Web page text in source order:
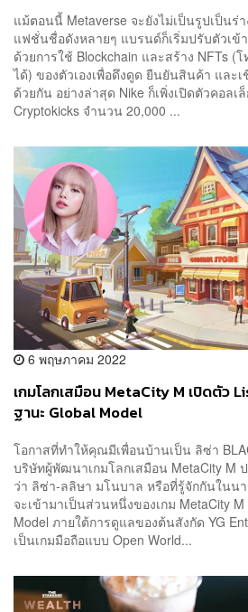
แม้ตอนนี้ Metaverse จะยังไม่เป็นรูปเป็นร่
แฟชั่นชื่อดังหลายๆ แบรนด์ก็เริ่มปรับตัวเ
ด้วยการใช้ Blockchain และสร้าง NFTs (
ได้) ของตัวเองเพื่อดึงดูด ยืนยันสินค้า และ
ด้วยกัน อย่างล่าสุด Nike ก็เพิ่งเปิดตัวคอลเ
Cryptokicks จำนวน 20,000 ...
6 พฤษภาคม 2022
เกมโลกเสมือน MetaCity M เปิดตัว
ฐานะ Global Model
โอกาสที่ทำให้คุณมีเพื่อนบ้านเป็น ลิซ่า
บริษัทผู้พัฒนาเกมโลกเสมือน MetaCity M
ว่า ลิซ่า-ลลิษา มโนบาล หรือที่รู้จักกันในน
จะเข้ามาเป็นส่วนหนึ่งของเกม MetaCity
Model ภายใต้การดูแลของต้นสังกัด YG
เป็นเกมมือถือแบบ Open World...